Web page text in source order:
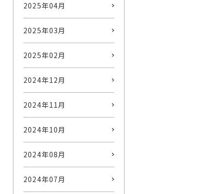
2025年04月
2025年03月
2025年02月
2024年12月
2024年11月
2024年10月
2024年08月
2024年07月